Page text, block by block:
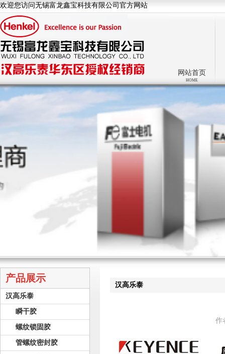
欢迎您访问无锡富龙鑫宝科技有限公司官方网站
网站首页
HOME
产品展示
汉高乐泰
瞬干胶
螺纹锁固胶
管螺纹密封胶
汉高乐泰
作